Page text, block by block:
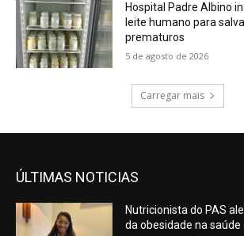
Hospital Padre Albino
leite humano para
prematuros
5 de agosto de 2026
Carregar mais
ÚLTIMAS NOTICIAS
Nutricionista do PAS
da obesidade na saúde